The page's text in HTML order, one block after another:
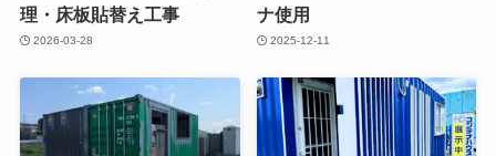
理・床板貼替え工事
2026-03-28
ナ使用
2025-12-11